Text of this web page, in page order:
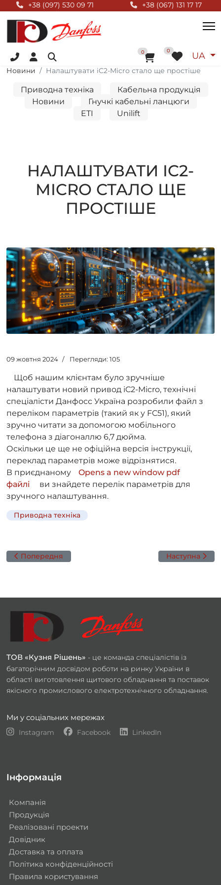
Null Top+38 (097) 530 09 71
+38 (067) 131 17 17
UA
0До кошика
0
Новини Налаштувати iC2-Micro стало ще простіше
Приводна техніка
Кабельна продукція
Новини
Гнучкі кабельні ланцюги
ETI
Unilift
НАЛАШТУВАТИ IC2-
MICRO СТАЛО ЩЕ
ПРОСТІШЕ
09 жовтня 2024 Перегляди: 105
Щоб нашим клієнтам було зручніше
налаштувати новий привод iC2-Micro, технічні
спеціалісти Данфосс Україна розробили файл з
переліком параметрів (такий як у FC51), який
зручно читати за допомогою мобільного
телефона з діагоналлю 6,7 дюйма.
Оскільки це ще не офіційна версія інструкції,
переклад параметрів може відрізнятися.
В приєднаному
Opens a new window pdf
файлі
ви знайдете перелік параметрів для
зручного налаштування.
Приводна техніка
Попередня стаття: Майбутнє енергетики вже сьогодні
Попередня Наступна
Наступна
ТОВ «Кузня Рішень» - це команда спеціалістів із
багаторічним досвідом роботи на ринку України в
області виготовлення щитового обладнання та поставок
якісного промислового електротехнічного обладнання.
Ми у соціальних мережах
Instagram Facebook LinkedIn
Інформація
Компанія
Продукція
Реалізовані проекти
Довідник
Доставка та оплата
Політика конфіденційності
Правила користування